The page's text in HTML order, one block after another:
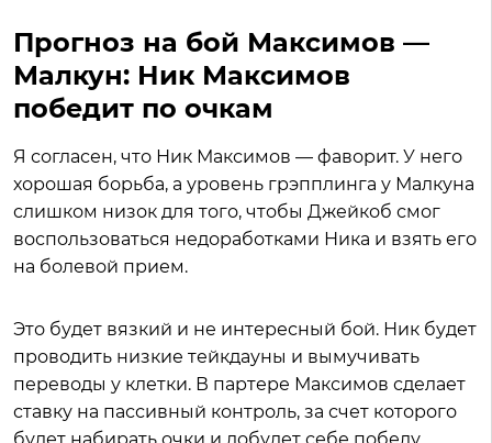
Прогноз на бой Максимов —
Малкун: Ник Максимов
победит по очкам
Я согласен, что Ник Максимов — фаворит. У него
хорошая борьба, а уровень грэпплинга у Малкуна
слишком низок для того, чтобы Джейкоб смог
воспользоваться недоработками Ника и взять его
на болевой прием.
Это будет вязкий и не интересный бой. Ник будет
проводить низкие тейкдауны и вымучивать
переводы у клетки. В партере Максимов сделает
ставку на пассивный контроль, за счет которого